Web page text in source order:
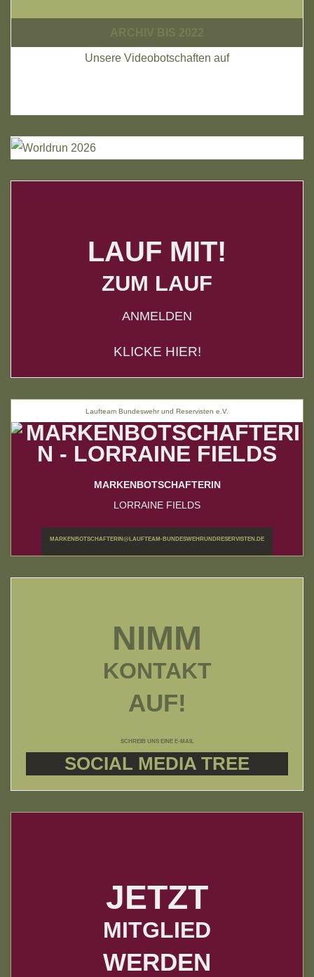
Unsere Videobotschaften auf
LAUF MIT!
ZUM LAUF
ANMELDEN
KLICKE HIER!
Laufteam Bundeswehr und Reservisten e.V.
MARKENBOTSCHAFTERIN
LORRAINE FIELDS
MARKENBOTSCHAFTERIN@LAUFTEAM-BUNDESWEHRUNDRESERVISTEN.DE
NIMM
KONTAKT
AUF!
SCHREIB UNS EINE E-MAIL
SOCIAL MEDIA TREE
JETZT
MITGLIED
WERDEN